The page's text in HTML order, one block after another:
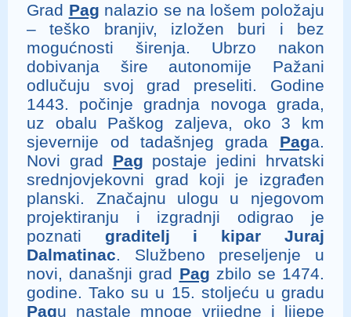
Grad Pag nalazio se na lošem položaju
– teško branjiv, izložen buri i bez
mogućnosti širenja. Ubrzo nakon
dobivanja šire autonomije Pažani
odlučuju svoj grad preseliti. Godine
1443. počinje gradnja novoga grada,
uz obalu Paškog zaljeva, oko 3 km
sjevernije od tadašnjeg grada Paga.
Novi grad Pag postaje jedini hrvatski
srednjovjekovni grad koji je izgrađen
planski. Značajnu ulogu u njegovom
projektiranju i izgradnji odigrao je
poznati graditelj i kipar Juraj
Dalmatinac. Službeno preseljenje u
novi, današnji grad Pag zbilo se 1474.
godine. Tako su u 15. stoljeću u gradu
Pagu nastale mnoge vrijedne i lijepe